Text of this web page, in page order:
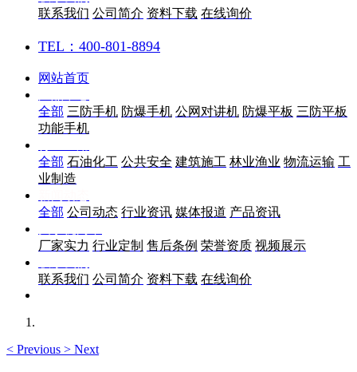
联系我们 公司简介 资料下载 在线询价
TEL：400-801-8894
网站首页
全部 三防手机 防爆手机 公网对讲机 防爆平板 三防平板
功能手机
全部 石油化工 公共安全 建筑施工 林业渔业 物流运输 工
业制造
全部 公司动态 行业资讯 媒体报道 产品资讯
厂家实力 行业定制 售后条例 荣誉资质 视频展示
联系我们 公司简介 资料下载 在线询价
< Previous > Next